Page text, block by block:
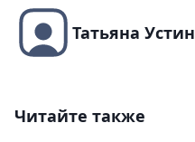
Татьяна
Читайте также